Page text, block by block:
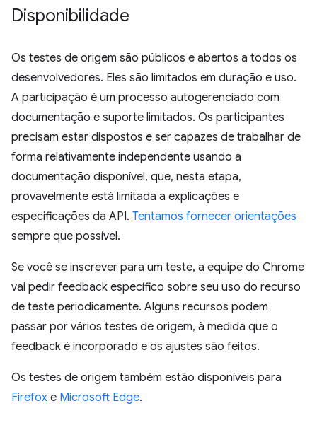
Disponibilidade
Os testes de origem são públicos e abertos a todos os
desenvolvedores. Eles são limitados em duração e uso.
A participação é um processo autogerenciado com
documentação e suporte limitados. Os participantes
precisam estar dispostos e ser capazes de trabalhar de
forma relativamente independente usando a
documentação disponível, que, nesta etapa,
provavelmente está limitada a explicações e
especificações da API. Tentamos fornecer orientações
sempre que possível.
Se você se inscrever para um teste, a equipe do Chrome
vai pedir feedback específico sobre seu uso do recurso
de teste periodicamente. Alguns recursos podem
passar por vários testes de origem, à medida que o
feedback é incorporado e os ajustes são feitos.
Os testes de origem também estão disponíveis para
Firefox e Microsoft Edge.